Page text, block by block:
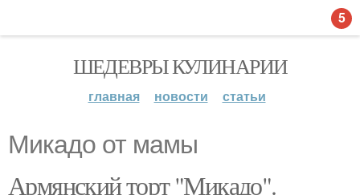
ШЕДЕВРЫ КУЛИНАРИИ
главная новости статьи
Микадо от мамы
Армянский торт "Микадо".
5